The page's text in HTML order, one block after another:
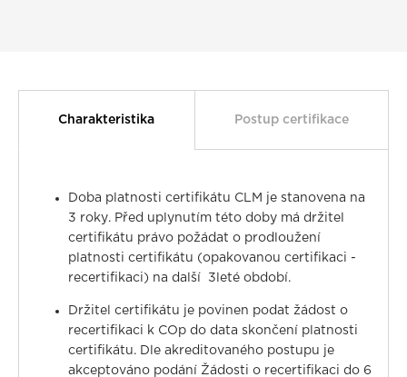
Charakteristika Postup certifikace
Doba platnosti certifikátu CLM je stanovena na
3 roky. Před uplynutím této doby má držitel
certifikátu právo požádat o prodloužení
platnosti certifikátu (opakovanou certifikaci -
recertifikaci) na další 3leté období.
Držitel certifikátu je povinen podat žádost o
recertifikaci k COp do data skončení platnosti
certifikátu. Dle akreditovaného postupu je
akceptováno podání Žádosti o recertifikaci do 6